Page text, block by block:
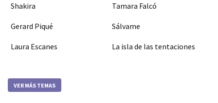
Shakira Tamara Falcó
Gerard Piqué Sálvame
Laura Escanes La isla de las tentaciones
VER MÁS TEMAS